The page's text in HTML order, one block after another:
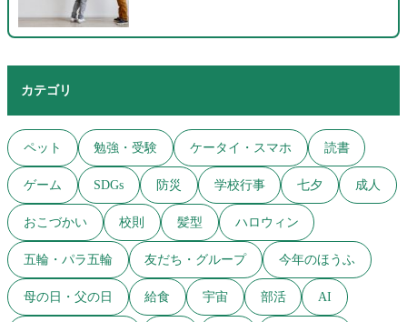
カテゴリ
ペット 勉強・受験 ケータイ・スマホ 読書
ゲーム SDGs 防災 学校行事 七夕 成人
おこづかい 校則 髪型 ハロウィン
五輪・パラ五輪 友だち・グループ 今年のほうふ
母の日・父の日 給食 宇宙 部活 AI